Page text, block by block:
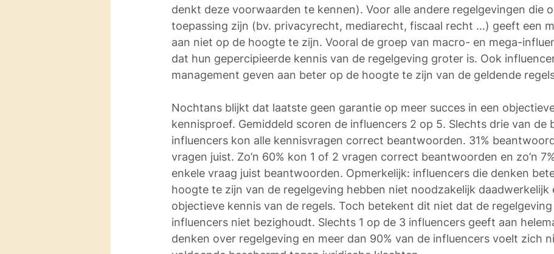
denkt deze voorwaarden te kennen). Voor alle andere regelgevingen die
toepassing zijn (bv. privacyrecht, mediarecht, fiscaal recht …) geeft een
aan niet op de hoogte te zijn. Vooral de groep van macro- en mega-
dat hun gepercipieerde kennis van de regelgeving groter is. Ook
management geven aan beter op de hoogte te zijn van de geldende
Nochtans blijkt dat laatste geen garantie op meer succes in een
kennisproef. Gemiddeld scoren de influencers 2 op 5. Slechts drie van de
influencers kon alle kennisvragen correct beantwoorden. 31%
vragen juist. Zo’n 60% kon 1 of 2 vragen correct beantwoorden en zo’n
enkele vraag juist beantwoorden. Opmerkelijk: influencers die denken
hoogte te zijn van de regelgeving hebben niet noodzakelijk daadwerkelijk
objectieve kennis van de regels. Toch betekent dit niet dat de
influencers niet bezighoudt. Slechts 1 op de 3 influencers geeft aan
denken over regelgeving en meer dan 90% van de influencers voelt zich